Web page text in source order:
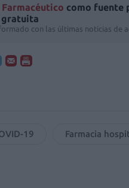
Farmacéutico como fuente
gratuita
con las últimas noticias de
19 Farmacia